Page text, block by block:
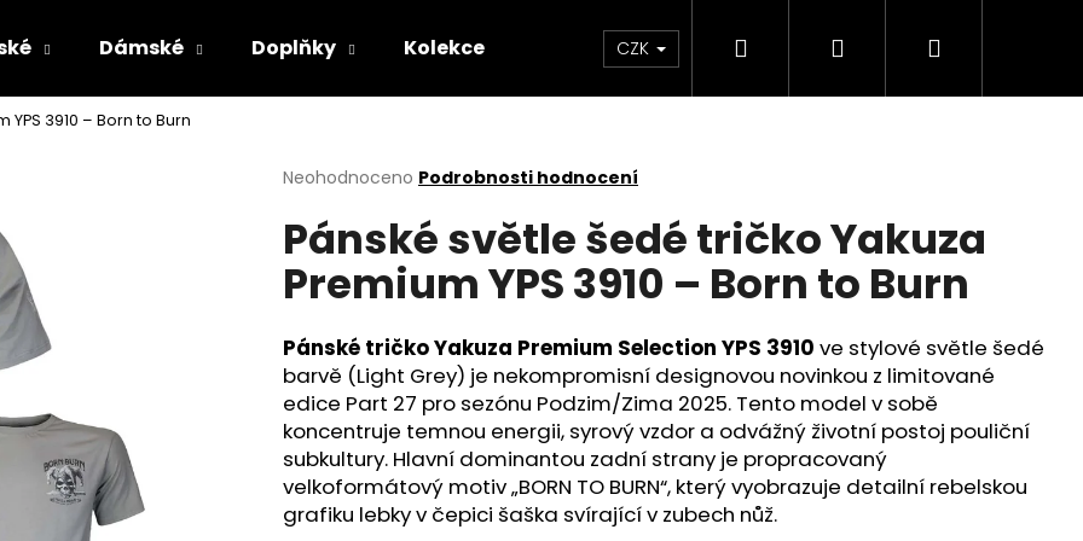
Dámské Doplňky Kolekce Kontakt Velkoobchod Obchodní
CZK Hledat PřihlášeníNákupní
3910 – Born to Burn
Průměrné
produktu
je
0,0
hvězdiček.
Neohodnoceno Podrobnosti hodnocení
Pánské světle šedé tričko Yakuza
Premium YPS 3910 – Born to Burn
Pánské tričko Yakuza Premium Selection YPS 3910 ve stylové světle šedé
barvě (Light Grey) je nekompromisní designovou novinkou z limitované
edice Part 27 pro sezónu Podzim/Zima 2025. Tento model v sobě
koncentruje temnou energii, syrový vzdor a odvážný životní postoj pouliční
subkultury. Hlavní dominantou zadní strany je propracovaný
velkoformátový motiv „BORN TO BURN“, který vyobrazuje detailní rebelskou
grafiku lebky v čepici šaška svírající v zubech nůž.
Co potřebujete najít?
HLEDAT
ČERNÉ PÁNSKÉ TEPLÁKY YAKUZA PÁNSKÁ VESTA YAKUZA PREMIUM 3966